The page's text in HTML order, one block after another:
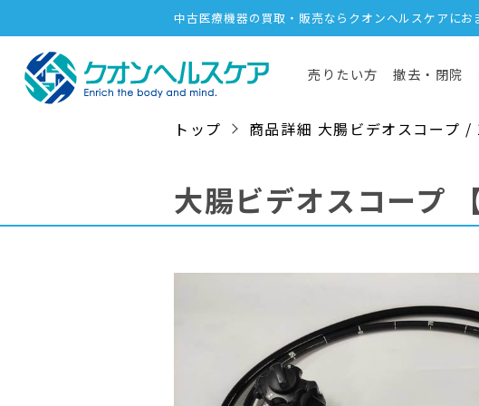
中古医療機器の買取・販売ならクオンヘルスケアにお
売りたい方 撤去・閉院
トップ 商品詳細 大腸ビデオスコープ
大腸ビデオスコープ